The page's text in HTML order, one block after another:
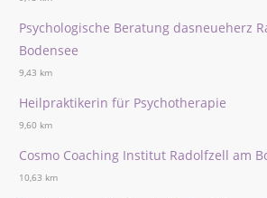
Psychologische Beratung dasneueherz
Bodensee
9,43 km
Heilpraktikerin für Psychotherapie
9,60 km
Cosmo Coaching Institut Radolfzell am
10,63 km